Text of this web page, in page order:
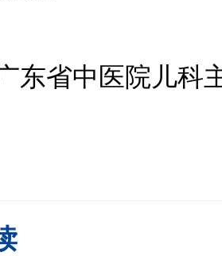
东省中医院儿科